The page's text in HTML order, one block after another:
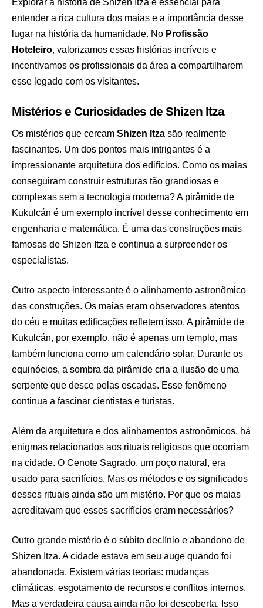
entender a rica cultura dos maias e a importância desse
lugar na história da humanidade. No Profissão
Hoteleiro, valorizamos essas histórias incríveis e
incentivamos os profissionais da área a compartilharem
esse legado com os visitantes.
Mistérios e Curiosidades de Shizen Itza
Os mistérios que cercam Shizen Itza são realmente
fascinantes. Um dos pontos mais intrigantes é a
impressionante arquitetura dos edifícios. Como os maias
conseguiram construir estruturas tão grandiosas e
complexas sem a tecnologia moderna? A pirâmide de
Kukulcán é um exemplo incrível desse conhecimento em
engenharia e matemática. É uma das construções mais
famosas de Shizen Itza e continua a surpreender os
especialistas.
Outro aspecto interessante é o alinhamento astronômico
das construções. Os maias eram observadores atentos
do céu e muitas edificações refletem isso. A pirâmide de
Kukulcán, por exemplo, não é apenas um templo, mas
também funciona como um calendário solar. Durante os
equinócios, a sombra da pirâmide cria a ilusão de uma
serpente que desce pelas escadas. Esse fenômeno
continua a fascinar cientistas e turistas.
Além da arquitetura e dos alinhamentos astronômicos, há
enigmas relacionados aos rituais religiosos que ocorriam
na cidade. O Cenote Sagrado, um poço natural, era
usado para sacrifícios. Mas os métodos e os significados
desses rituais ainda são um mistério. Por que os maias
acreditavam que esses sacrifícios eram necessários?
Outro grande mistério é o súbito declínio e abandono de
Shizen Itza. A cidade estava em seu auge quando foi
abandonada. Existem várias teorias: mudanças
climáticas, esgotamento de recursos e conflitos internos.
Mas a verdadeira causa ainda não foi descoberta. Isso